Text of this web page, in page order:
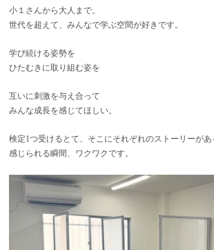
小１さんから大人まで。
世代を超えて、みんなで学ぶ空間が好きです。
学び続ける姿勢を
ひたむきに取り組む姿を
互いに刺激を与え合って
みんな成長を感じてほしい。
検定1つ受けるとて、そこにそれぞれのストーリーがあ
感じられる瞬間、ワクワクです。